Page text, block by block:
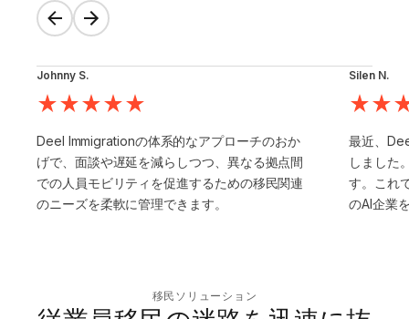
Johnny S.
Deel Immigrationの体系的なアプローチのおか
げで、面談や遅延を減らしつつ、異なる拠点間
での人員モビリティを促進するための移民関連
のニーズを柔軟に管理できます。
Silen N.
最近、
しました
す。これ
のAI企業
移民ソリューション